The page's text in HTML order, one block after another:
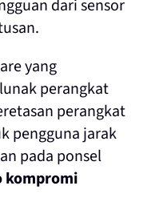
dari sensor
yang
perangkat
perangkat
pengguna jarak
pada ponsel
kompromi